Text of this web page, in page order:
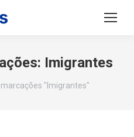
Imigrantes
"Imigrantes"